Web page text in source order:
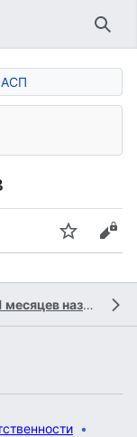
АСП
Следить
Последний раз редактировалась 11 месяцев назад